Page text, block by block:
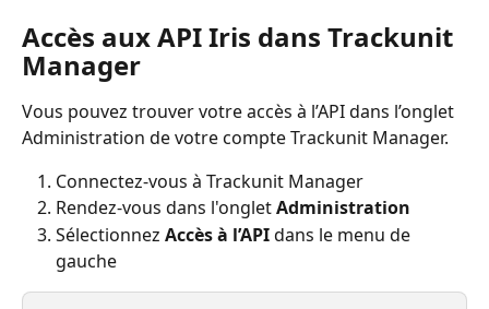
Accès aux API Iris dans Trackunit
Manager
Vous pouvez trouver votre accès à l’API dans l’onglet
Administration de votre compte Trackunit Manager.
Connectez-vous à Trackunit Manager
Rendez-vous dans l'onglet Administration
Sélectionnez Accès à l’API dans le menu de
gauche